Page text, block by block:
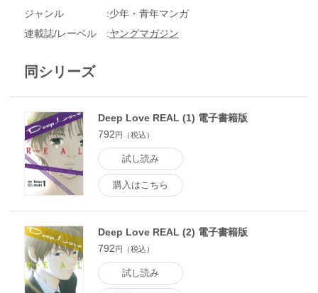
ジャンル
少年・青年マンガ
連載誌/レーベル
ヤングマガジン
同シリーズ
Deep Love REAL (1) 電子書籍版
792円（税込）
試し読み
購入はこちら
Deep Love REAL (2) 電子書籍版
792円（税込）
試し読み